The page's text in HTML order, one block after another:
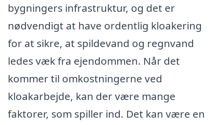
bygningers infrastruktur, og det er
nødvendigt at have ordentlig kloakering
for at sikre, at spildevand og regnvand
ledes væk fra ejendommen. Når det
kommer til omkostningerne ved
kloakarbejde, kan der være mange
faktorer, som spiller ind. Det kan være en